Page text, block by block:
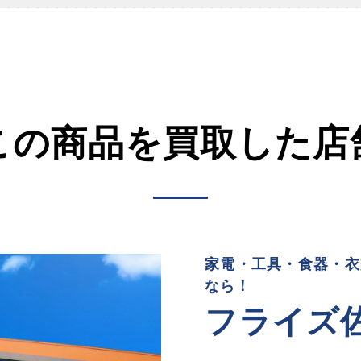
の商品を買取した店
家電・工具・食器・
なら！
フライズ